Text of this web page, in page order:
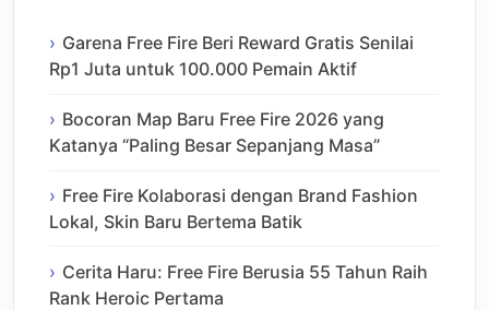
Garena Free Fire Beri Reward Gratis Senilai
Rp1 Juta untuk 100.000 Pemain Aktif
Bocoran Map Baru Free Fire 2026 yang
Katanya “Paling Besar Sepanjang Masa”
Free Fire Kolaborasi dengan Brand Fashion
Lokal, Skin Baru Bertema Batik
Cerita Haru: Free Fire Berusia 55 Tahun Raih
Rank Heroic Pertama